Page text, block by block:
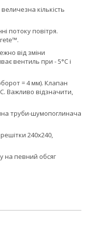
кількість
потоку повітря.
від зміни
вентиль при - 5°C і
= 4 мм). Клапан
Важливо відзначити,
труби-шумопоглинача
240х240,
на певний обсяг